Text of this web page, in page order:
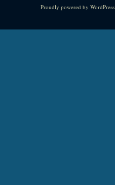
Proudly powered by WordPress